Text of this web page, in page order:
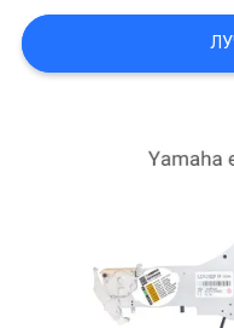
КАРТА
САЙТА
ПОЛИТИКА